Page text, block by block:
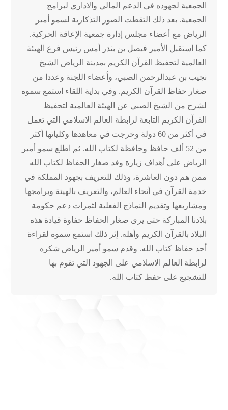
الجمعية لجهوده في الدعم المالي والاداري لبرامج
الجمعية. بعد ذلك التقطت الصور التذكارية لسمو أمير
الرياض مع أعضاء مجلس إدارة جمعية الإعاقة الحركية.
كما استقبل الأمير فيصل بن بندر أمس رئيس فرع الهيئة
العالمية لتحفيظ القرآن الكريم بمدينة الرياض الشيخ
نجيب بن عبدالرحمن الصبي، وأعضاء اللجنة وعددا من
صغار حفاظ القرآن الكريم. وفي بداية اللقاء استمع سموه
لشرح من الشيخ الصبي عن الهيئة العالمية لتحفيظ
القرآن الكريم التابعة لرابطة العالم الاسلامي التي تعمل
في أكثر من 60 دولة وخرجت في معاهدها وكلياتها أكثر
من 52 ألف حافظ وحافظة لكتاب الله. ثم اطلع سمو أمير
الرياض على أهداف زيارة وفد صغار الحفاظ لكتاب الله
ممن هم دون العاشرة، وذلك للتعريف بجهود المملكة في
خدمة القرآن في أنحاء العالم، والتعريف بالهيئة وبرامجها
ومشاريعها وتقديم النماذج الفعلية لثمرات دعم حكومة
بلادنا المباركة حتى يرى صغار الحفاظ حفاوة قيادة هذه
البلاد بالقرآن الكريم وأهله. إثر ذلك استمع سموه لقراءة
أحد حفاظ كتاب الله. وقدم سمو أمير الرياض شكره
لرابطة العالم الاسلامي على الجهود التي تقوم بها
للتشجيع على حفظ كتاب الله.